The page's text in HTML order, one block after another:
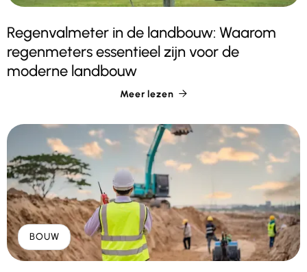
Regenvalmeter in de landbouw: Waarom
regenmeters essentieel zijn voor de
moderne landbouw
Meer lezen 
BOUW